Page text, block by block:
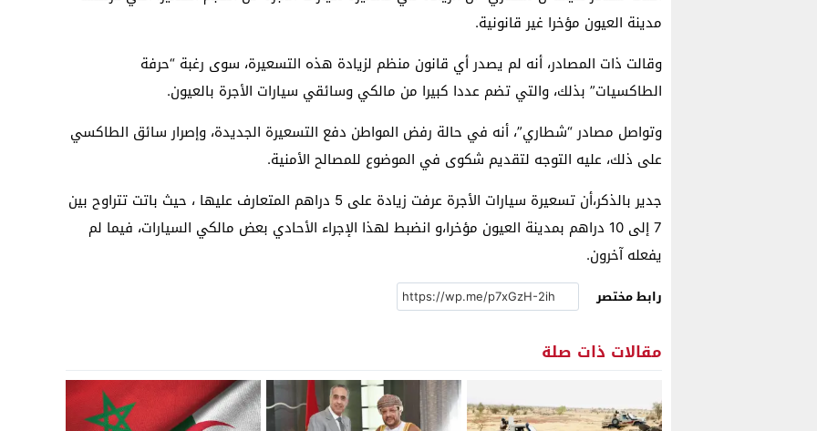
مدينة العيون مؤخرا غير قانونية.
وقالت ذات المصادر، أنه لم يصدر أي قانون منظم لزيادة هذه التسعيرة، سوى رغبة “حرفة
الطاكسيات” بذلك، والتي تضم عددا كبيرا من مالكي وسائقي سيارات الأجرة بالعيون.
وتواصل مصادر “شطاري”، أنه في حالة رفض المواطن دفع التسعيرة الجديدة، وإصرار سائق الطاكسي
على ذلك، عليه التوجه لتقديم شكوى في الموضوع للمصالح الأمنية.
جدير بالذكر،أن تسعيرة سيارات الأجرة عرفت زيادة على 5 دراهم المتعارف عليها ، حيث باتت تتراوح بين
7 إلى 10 دراهم بمدينة العيون مؤخرا،و انضبط لهذا الإجراء الأحادي بعض مالكي السيارات، فيما لم
يفعله آخرون.
رابط مختصر
مقالات ذات صلة